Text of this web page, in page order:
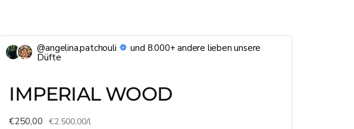
@angelina.patchouli
und 8.000+ andere lieben unsere
Düfte
IMPERIAL WOOD
Angebotspreis
€250,00 €2.500,00/l